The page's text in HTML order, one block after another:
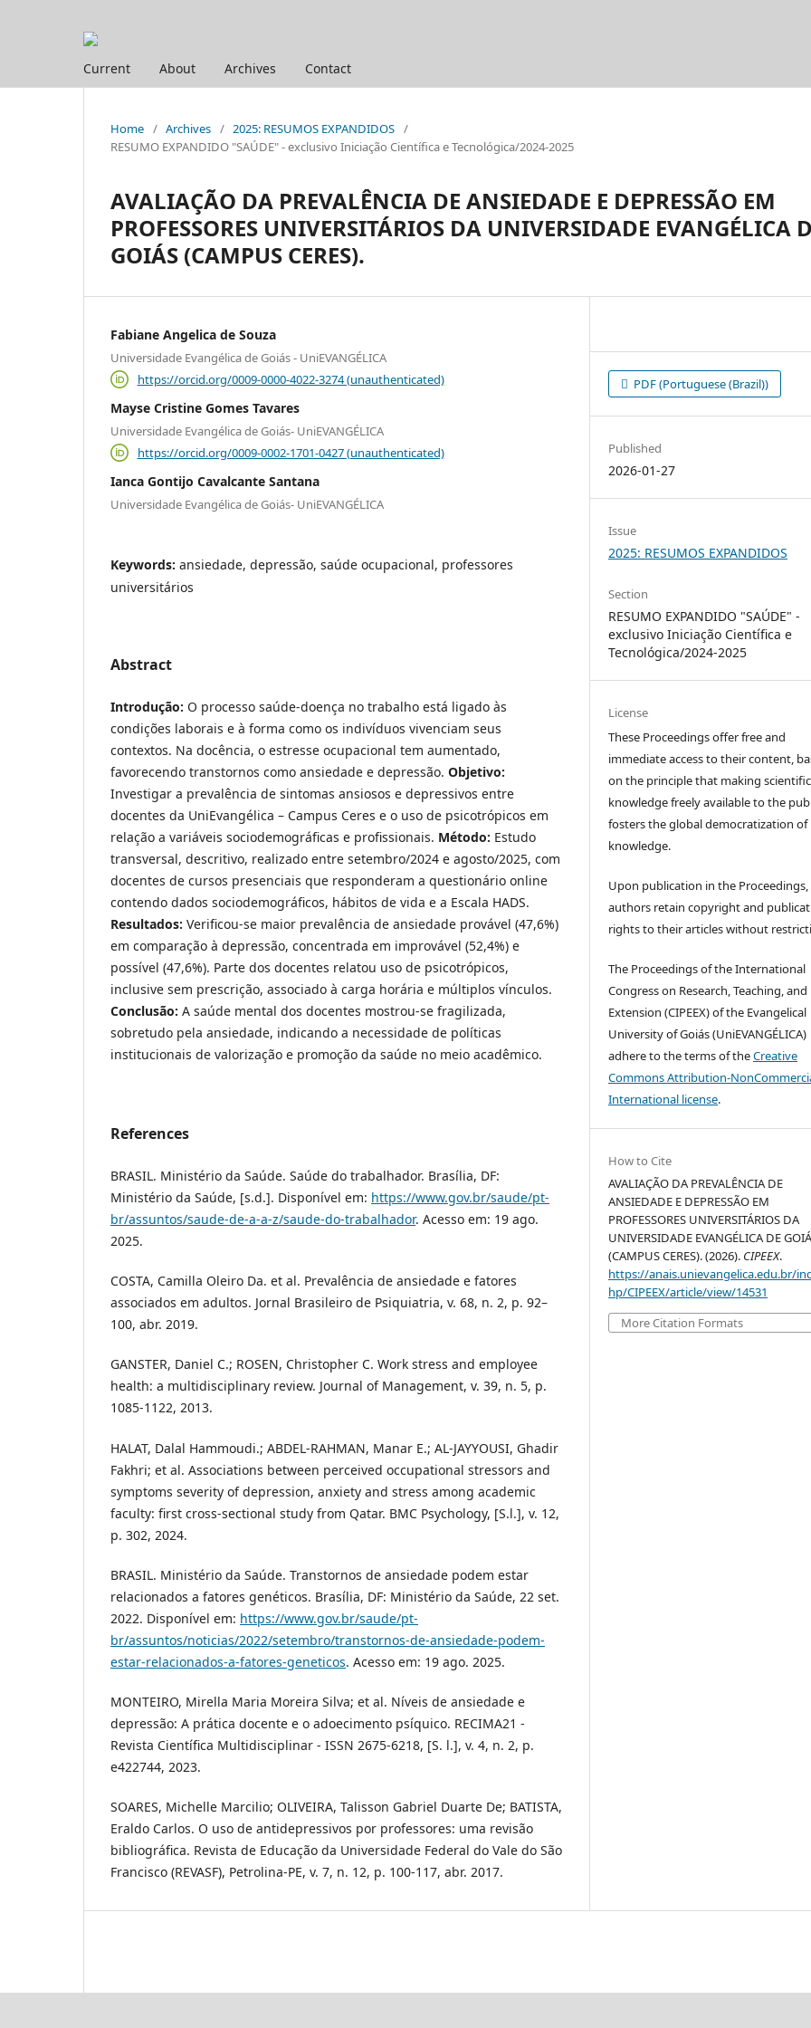
Current About Archives Contact
Home / Archives / 2025: RESUMOS EXPANDIDOS /
RESUMO EXPANDIDO "SAÚDE" - exclusivo Iniciação Científica e Tecnológica/2024-2025
AVALIAÇÃO DA PREVALÊNCIA DE ANSIEDADE E DEPRESSÃO EM
PROFESSORES UNIVERSITÁRIOS DA UNIVERSIDADE EVANGÉLICA
GOIÁS (CAMPUS CERES).
Fabiane Angelica de Souza
Universidade Evangélica de Goiás - UniEVANGÉLICA
https://orcid.org/0009-0000-4022-3274 (unauthenticated)
Mayse Cristine Gomes Tavares
Universidade Evangélica de Goiás- UniEVANGÉLICA
https://orcid.org/0009-0002-1701-0427 (unauthenticated)
Ianca Gontijo Cavalcante Santana
Universidade Evangélica de Goiás- UniEVANGÉLICA
Keywords: ansiedade, depressão, saúde ocupacional, professores
universitários
Abstract
Introdução: O processo saúde-doença no trabalho está ligado às
condições laborais e à forma como os indivíduos vivenciam seus
contextos. Na docência, o estresse ocupacional tem aumentado,
favorecendo transtornos como ansiedade e depressão. Objetivo:
Investigar a prevalência de sintomas ansiosos e depressivos entre
docentes da UniEvangélica – Campus Ceres e o uso de psicotrópicos em
relação a variáveis sociodemográficas e profissionais. Método: Estudo
transversal, descritivo, realizado entre setembro/2024 e agosto/2025, com
docentes de cursos presenciais que responderam a questionário online
contendo dados sociodemográficos, hábitos de vida e a Escala HADS.
Resultados: Verificou-se maior prevalência de ansiedade provável (47,6%)
em comparação à depressão, concentrada em improvável (52,4%) e
possível (47,6%). Parte dos docentes relatou uso de psicotrópicos,
inclusive sem prescrição, associado à carga horária e múltiplos vínculos.
Conclusão: A saúde mental dos docentes mostrou-se fragilizada,
sobretudo pela ansiedade, indicando a necessidade de políticas
institucionais de valorização e promoção da saúde no meio acadêmico.
References
BRASIL. Ministério da Saúde. Saúde do trabalhador. Brasília, DF:
Ministério da Saúde, [s.d.]. Disponível em: https://www.gov.br/saude/pt-
br/assuntos/saude-de-a-a-z/saude-do-trabalhador. Acesso em: 19 ago.
2025.
COSTA, Camilla Oleiro Da. et al. Prevalência de ansiedade e fatores
associados em adultos. Jornal Brasileiro de Psiquiatria, v. 68, n. 2, p. 92–
100, abr. 2019.
GANSTER, Daniel C.; ROSEN, Christopher C. Work stress and employee
health: a multidisciplinary review. Journal of Management, v. 39, n. 5, p.
1085-1122, 2013.
HALAT, Dalal Hammoudi.; ABDEL-RAHMAN, Manar E.; AL-JAYYOUSI, Ghadir
Fakhri; et al. Associations between perceived occupational stressors and
symptoms severity of depression, anxiety and stress among academic
faculty: first cross-sectional study from Qatar. BMC Psychology, [S.l.], v. 12,
p. 302, 2024.
BRASIL. Ministério da Saúde. Transtornos de ansiedade podem estar
relacionados a fatores genéticos. Brasília, DF: Ministério da Saúde, 22 set.
2022. Disponível em: https://www.gov.br/saude/pt-
br/assuntos/noticias/2022/setembro/transtornos-de-ansiedade-podem-
estar-relacionados-a-fatores-geneticos. Acesso em: 19 ago. 2025.
MONTEIRO, Mirella Maria Moreira Silva; et al. Níveis de ansiedade e
depressão: A prática docente e o adoecimento psíquico. RECIMA21 -
Revista Científica Multidisciplinar - ISSN 2675-6218, [S. l.], v. 4, n. 2, p.
e422744, 2023.
SOARES, Michelle Marcilio; OLIVEIRA, Talisson Gabriel Duarte De; BATISTA,
Eraldo Carlos. O uso de antidepressivos por professores: uma revisão
bibliográfica. Revista de Educação da Universidade Federal do Vale do São
Francisco (REVASF), Petrolina-PE, v. 7, n. 12, p. 100-117, abr. 2017.
PDF (Portuguese (Brazil))
Published
2026-01-27
Issue
2025: RESUMOS EXPANDIDOS
Section
RESUMO EXPANDIDO "SAÚDE" -
exclusivo Iniciação Científica e
Tecnológica/2024-2025
License
These Proceedings offer free and
immediate access to their content,
on the principle that making scientific
knowledge freely available to the
fosters the global democratization of
knowledge.
Upon publication in the Proceedings,
authors retain copyright and
rights to their articles without
The Proceedings of the International
Congress on Research, Teaching, and
Extension (CIPEEX) of the Evangelical
University of Goiás (UniEVANGÉLICA)
adhere to the terms of theCreative
Commons Attribution-
International license.
How to Cite
AVALIAÇÃO DA PREVALÊNCIA DE
ANSIEDADE E DEPRESSÃO EM
PROFESSORES UNIVERSITÁRIOS DA
UNIVERSIDADE EVANGÉLICA DE
(CAMPUS CERES). (2026). CIPEEX.
https://anais.unievangelica.edu.br/
hp/CIPEEX/article/view/14531
More Citation Formats